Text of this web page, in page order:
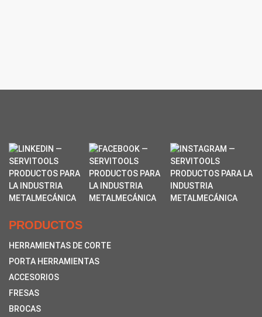
PRODUCTOS
HERRAMIENTAS DE CORTE
PORTA HERRAMIENTAS
ACCESORIOS
FRESAS
BROCAS